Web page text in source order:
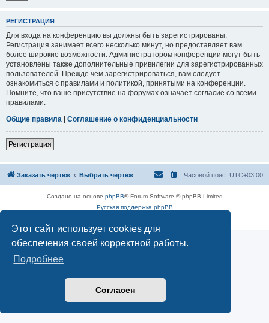
Этот сайт использует cookies для
обеспечения своей корректной работы.
Подробнее
Согласен
РЕГИСТРАЦИЯ
Для входа на конференцию вы должны быть зарегистрированы.
Регистрация занимает всего несколько минут, но предоставляет вам
более широкие возможности. Администратором конференции могут быть
установлены также дополнительные привилегии для зарегистрированных
пользователей. Прежде чем зарегистрироваться, вам следует
ознакомиться с правилами и политикой, принятыми на конференции.
Помните, что ваше присутствие на форумах означает согласие со всеми
правилами.
Общие правила | Соглашение о конфиденциальности
Регистрация
Заказать чертеж Выбрать чертёж Часовой пояс: UTC+03:00
Создано на основе phpBB® Forum Software © phpBB Limited
Русская поддержка phpBB